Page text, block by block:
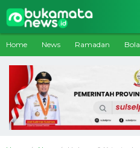
Home News Ramadan Bola